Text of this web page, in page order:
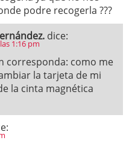
podre recogerla ???
dice:
1:16 pm
corresponda: como me
la tarjeta de mi
la cinta magnética